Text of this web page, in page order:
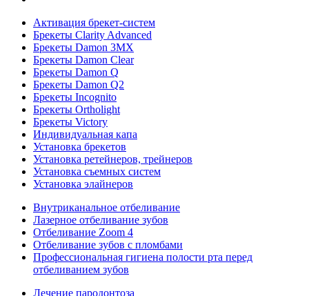
Активация брекет-систем
Брекеты Clarity Advanced
Брекеты Damon 3MX
Брекеты Damon Clear
Брекеты Damon Q
Брекеты Damon Q2
Брекеты Incognito
Брекеты Ortholight
Брекеты Victory
Индивидуальная капа
Установка брекетов
Установка ретейнеров, трейнеров
Установка съемных систем
Установка элайнеров
Внутриканальное отбеливание
Лазерное отбеливание зубов
Отбеливание Zoom 4
Отбеливание зубов с пломбами
Профессиональная гигиена полости рта перед
отбеливанием зубов
Лечение пародонтоза